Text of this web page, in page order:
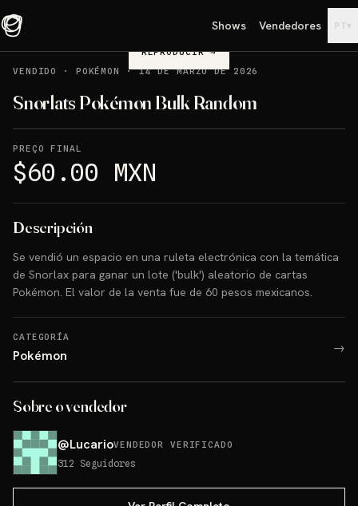
Shows Vendedores PT▾
REPRODUCIR→
VENDIDO
· POKÉMON ·14 DE MARZO DE 2026
Snorlats Pokémon Bulk Random
PREÇO FINAL
$60.00 MXN
Descripción
Se vendió un espacio en una ruleta electrónica con la temática
de Snorlax para ganar un lote ('bulk') aleatorio de cartas
Pokémon. El valor de la venta fue de 60 pesos mexicanos.
CATEGORÍA
Pokémon →
Sobre o vendedor
@LucarioVENDEDOR VERIFICADO
312 Seguidores